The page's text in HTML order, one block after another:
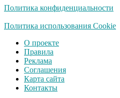
Ролик длится
смеяться вы будете
Королева вагона
отожгла! Видео не
оставит равнодушным
Политика конфиденциальности
Политика использования Cookie
О проекте
Правила
Реклама
Соглашения
Карта сайта
Контакты